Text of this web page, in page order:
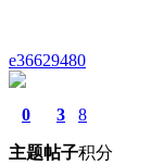
e36629480
0
主题
3
帖子
8
积分